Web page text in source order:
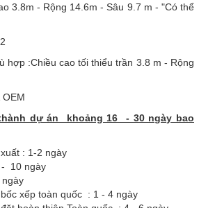
3.8m - Rộng 14.6m - Sâu 9.7 m - "Có thể
hợp :Chiều cao tối thiểu trần 3.8 m - Rộng
OEM
dự án khoảng 16 - 30 ngày bao
: 1-2 ngày
- 10 ngày
xếp toàn quốc : 1 - 4 ngày